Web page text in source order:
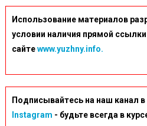
Doma-
Pogibla-
Big
Использование материалов
условии наличия прямой
сайтеwww.yuzhny.info.
Подписывайтесь на наш канал в
Instagram - будьте всегда в